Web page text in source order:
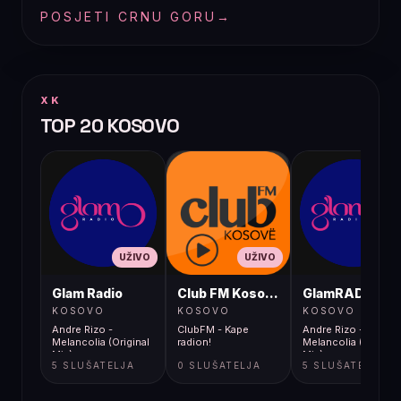
POSJETI CRNU GORU →
XK
TOP 20 KOSOVO
UŽIVO
Glam Radio
KOSOVO
Andre Rizo -
Melancolia (Original
Mix)
5 SLUŠATELJA
UŽIVO
Club FM Kosovë
KOSOVO
ClubFM - Kape
radion!
0 SLUŠATELJA
GlamRADIO
KOSOVO
Andre Rizo -
Melancolia (Original
Mix)
5 SLUŠATELJA